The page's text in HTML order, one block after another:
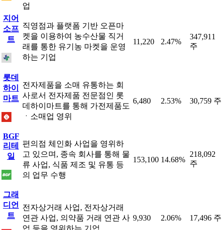
업
지어
소프
트
직영점과 플랫폼 기반 오픈마
켓을 이용하여 농수산물 직거
래를 통한 유기농 마켓을 운영
하는 기업
11,220 2.47%
347,911
주
롯데
하이
마트
전자제품을 소매 유통하는 회
사로서 전자제품 전문점인 롯
데하이마트를 통해 가전제품도
ㆍ소매업 영위
6,480 2.53% 30,759 주
BGF
리테
일
편의점 체인화 사업을 영위하
고 있으며, 종속 회사를 통해 물
류 사업, 식품 제조 및 유통 등
의 업무 수행
153,100 14.68%
218,092
주
그래
디언
트
전자상거래 사업, 전자상거래
연관 사업, 의약품 거래 연관 사
업 등을 영위하는 기업
9,930 2.06% 17,496 주